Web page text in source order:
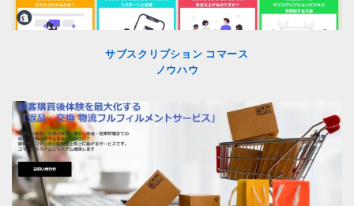
サブスクリプション コマース
ノウハウ